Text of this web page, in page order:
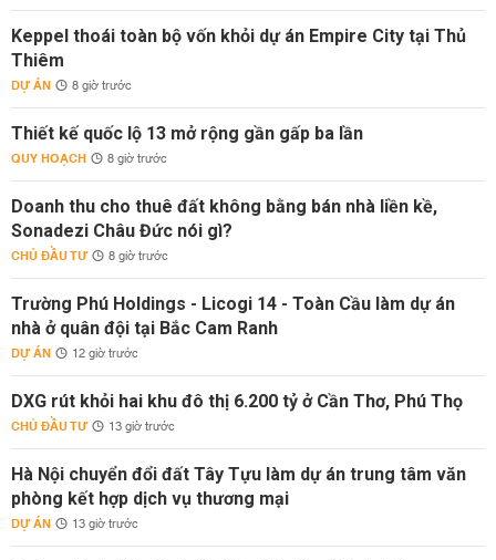
Keppel thoái toàn bộ vốn khỏi dự án Empire City tại Thủ
Thiêm
DỰ ÁN 8 giờ trước
Thiết kế quốc lộ 13 mở rộng gần gấp ba lần
QUY HOẠCH 8 giờ trước
Doanh thu cho thuê đất không bằng bán nhà liền kề,
Sonadezi Châu Đức nói gì?
CHỦ ĐẦU TƯ 8 giờ trước
Trường Phú Holdings - Licogi 14 - Toàn Cầu làm dự án
nhà ở quân đội tại Bắc Cam Ranh
DỰ ÁN 12 giờ trước
DXG rút khỏi hai khu đô thị 6.200 tỷ ở Cần Thơ, Phú Thọ
CHỦ ĐẦU TƯ 13 giờ trước
Hà Nội chuyển đổi đất Tây Tựu làm dự án trung tâm văn
phòng kết hợp dịch vụ thương mại
DỰ ÁN 13 giờ trước